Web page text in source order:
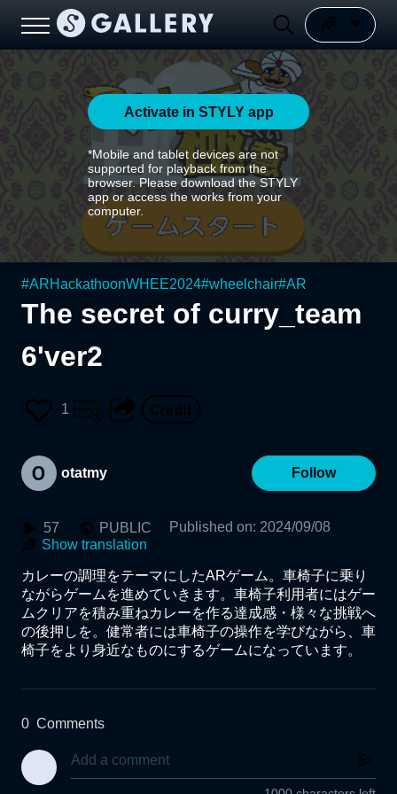
Activate in STYLY app
*Mobile and tablet devices are not
supported for playback from the
browser. Please download the STYLY
app or access the works from your
computer.
#ARHackathoonWHEE2024#wheelchair#AR
The secret of curry_team
6'ver2
1
otatmy Follow
57 PUBLIC Published on: 2024/09/08
Show translation
カレーの調理をテーマにしたARゲーム。車椅子に乗り
ながらゲームを進めていきます。車椅子利用者にはゲー
ムクリアを積み重ねカレーを作る達成感・様々な挑戦へ
の後押しを。健常者には車椅子の操作を学びながら、車
椅子をより身近なものにするゲームになっています。
0 Comments